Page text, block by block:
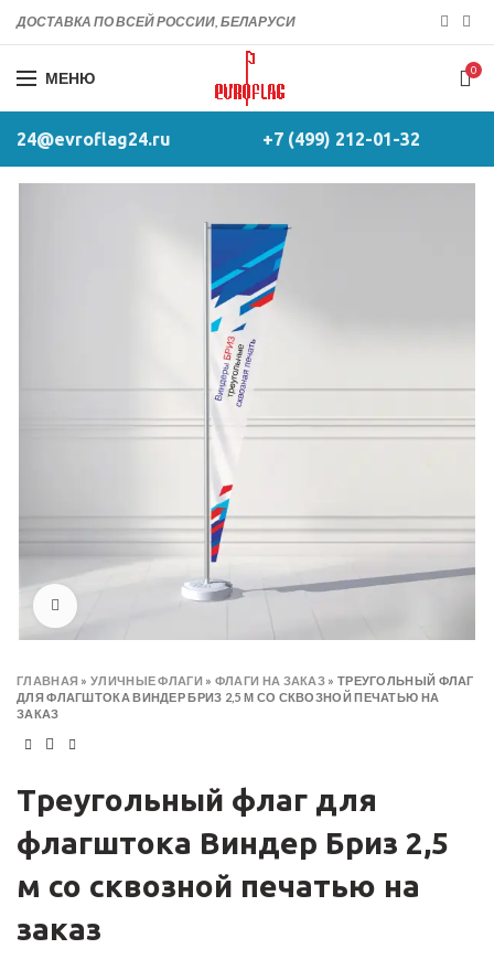
ДОСТАВКА ПО ВСЕЙ РОССИИ, БЕЛАРУСИ
МЕНЮ 0
24@evroflag24.ru +7 (499) 212-01-32
ГЛАВНАЯ »УЛИЧНЫЕ ФЛАГИ » ФЛАГИ НА ЗАКАЗ » ТРЕУГОЛЬНЫЙ ФЛАГ
ДЛЯ ФЛАГШТОКА ВИНДЕР БРИЗ 2,5 М СО СКВОЗНОЙ ПЕЧАТЬЮ НА
ЗАКАЗ
Треугольный флаг для
флагштока Виндер Бриз 2,5
м со сквозной печатью на
заказ